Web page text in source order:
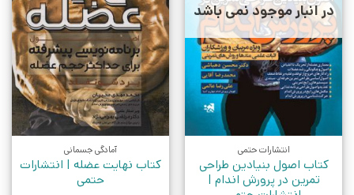
در انبار موجود نمی باشد
انتشارات حتمی
کتاب اصول بنیادین طراحی
تمرین در پرورش اندام |
آمادگی جسمانی
کتاب نهایت عضله | انتشارات
حتمی